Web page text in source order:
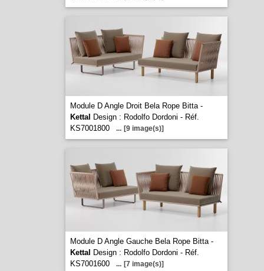
Module D Angle Droit Bela Rope Bitta -
Kettal Design : Rodolfo Dordoni - Réf.
KS7001800
... [9 image(s)]
Module D Angle Gauche Bela Rope Bitta -
Kettal Design : Rodolfo Dordoni - Réf.
KS7001600
... [7 image(s)]